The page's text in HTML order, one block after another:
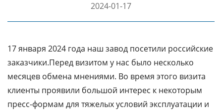
2024-01-17
17 января 2024 года наш завод посетили российские
заказчики.Перед визитом у нас было несколько
месяцев обмена мнениями. Во время этого визита
клиенты проявили большой интерес к некоторым
пресс-формам для тяжелых условий эксплуатации и